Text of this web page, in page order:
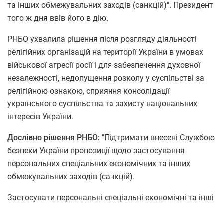
та інших обмежувальних заходів (санкцій)". Президент
того ж дня ввів його в дію.
РНБО ухвалила рішення після розгляду діяльності
релігійних організацій на території України в умовах
військової агресії росії і для забезпечення духовної
незалежності, недопущення розколу у суспільстві за
релігійною ознакою, сприяння консолідації
українського суспільства та захисту національних
інтересів України.
Дослівно рішення РНБО: "Підтримати внесені Службою
безпеки України пропозиції щодо застосування
персональних спеціальних економічних та інших
обмежувальних заходів (санкцій).
Застосувати персональні спеціальні економічні та інші